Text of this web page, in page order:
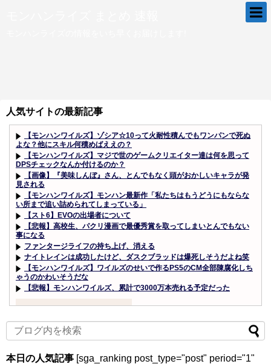
人気サイトの最新記事
【モンハンワイルズ】ゾシア☆10って火耐性積んでもワンパンで死ぬ
よな？他にスキル何積めばええの？
【モンハンワイルズ】マジで世のゲームクリエイター達は何を思って
DPSチェックなんか付けるのか？
【画像】『美味しんぼ』さん、とんでもなく頭がおかしいキャラが発
見される
【モンハンワイルズ】モンハン最新作「私たちはもうどうにもならな
い所まで追い詰められてしまっている」
【スト6】EVOの出場者について
【悲報】高校生、パクリ漫画で最優秀賞を取ってしまいとんでもない
事になる
ファンタージライフの持ち上げ、消える
ナイトレインは成功したけど、ダスクブラッドは爆死しそうだよね笑
【モンハンワイルズ】ワイルズのせいで作るPS5のCM全部陳腐化しち
ゃうのかわいそうだな
【悲報】モンハンワイルズ、累計で3000万本売れる予定だった
Powered by livedoor 相互RSS
本日の人気記事 [sga_ranking post_type="post" period="1"